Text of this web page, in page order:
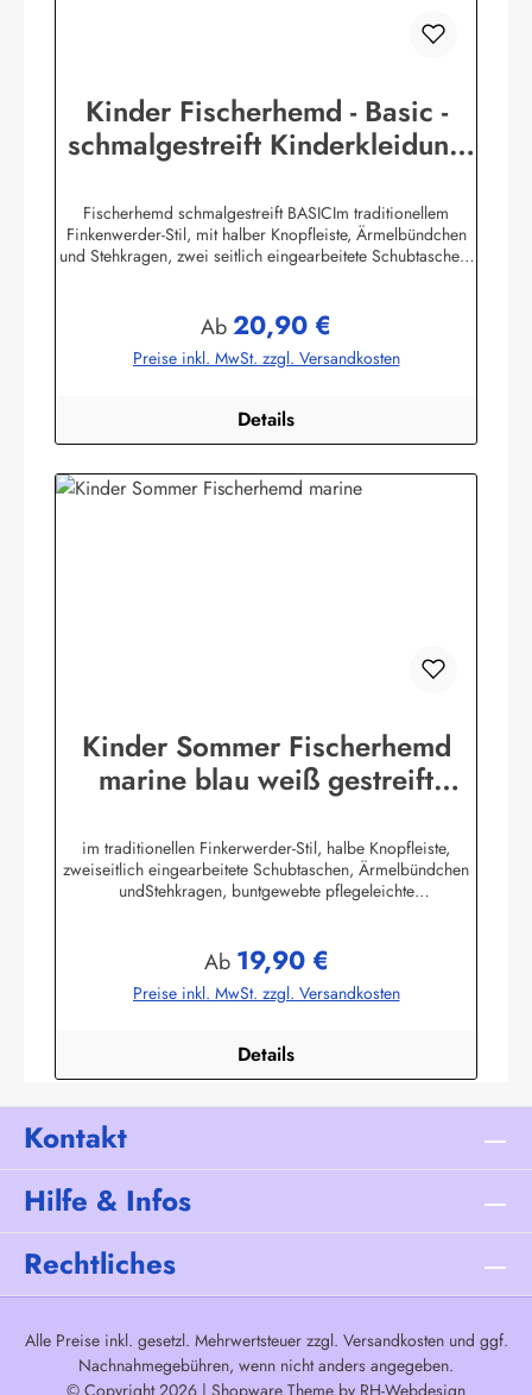
Kinder Fischerhemd - Basic -
schmalgestreift Kinderkleidung
Fischerhemd schmalgestreift BASICIm traditionellem
Finkenwerder-Stil, mit halber Knopfleiste, Ärmelbündchen
und Stehkragen, zwei seitlich eingearbeitete Schubtaschen,
Wittmundinfo@modas-bekleidung.de
Regulärer Preis:
Ab20,90 €
Preise inkl. MwSt. zzgl. Versandkosten
Details
Kinder Sommer Fischerhemd
marine blau weiß gestreift
im traditionellen Finkerwerder-Stil, halbe Knopfleiste,
zweiseitlich eingearbeitete Schubtaschen, Ärmelbündchen
undStehkragen, buntgewebte pflegeleichte
GmbHHeglitzer Str. 1226409 Wittmundinfo@modas-
bekleidung.de
Regulärer Preis:
Ab 19,90 €
Preise inkl. MwSt. zzgl. Versandkosten
Details
Kontakt
Hilfe & Infos
Rechtliches
Alle Preise inkl. gesetzl. Mehrwertsteuer zzgl. Versandkostenund ggf.
Nachnahmegebühren, wenn nicht anders angegeben.